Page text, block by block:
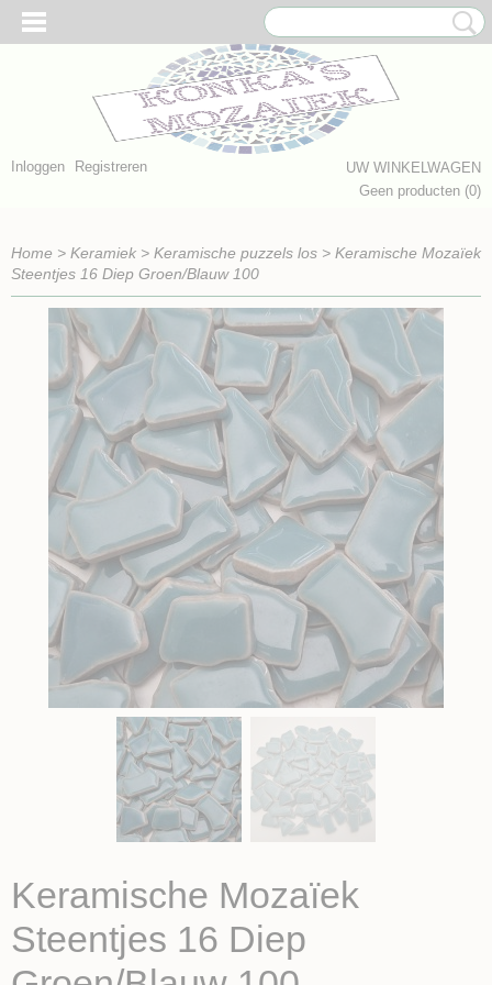
Inloggen Registreren
UW WINKELWAGEN
Geen producten (0)
Home > Keramiek > Keramische puzzels los > Keramische Mozaïek
Steentjes 16 Diep Groen/Blauw 100
Keramische Mozaïek
Steentjes 16 Diep